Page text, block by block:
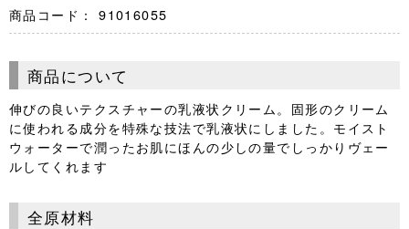
商品コード： 91016055
商品について
伸びの良いテクスチャーの乳液状クリーム。固形のクリーム
に使われる成分を特殊な技法で乳液状にしました。モイスト
ウォーターで潤ったお肌にほんの少しの量でしっかりヴェー
ルしてくれます
全原材料